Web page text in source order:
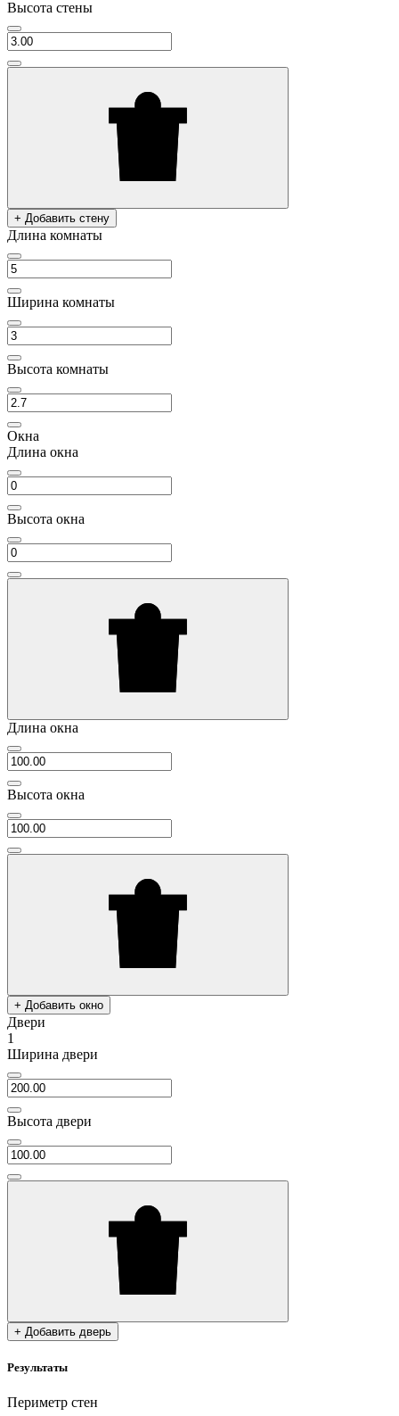
Высота стены
+ Добавить стену
Длина комнаты
Ширина комнаты
Высота комнаты
Окна
Длина окна
Высота окна
Длина окна
Высота окна
+ Добавить окно
Двери
1
Ширина двери
Высота двери
+ Добавить дверь
Результаты
Периметр стен